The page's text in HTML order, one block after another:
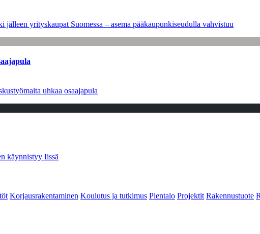
yrityskaupat Suomessa – asema pääkaupunkiseudulla vahvistuu
uhkaa osaajapula
käynnistyy Iissä
Korjausrakentaminen Koulutus ja tutkimus Pientalo Projektit Rakennustuote